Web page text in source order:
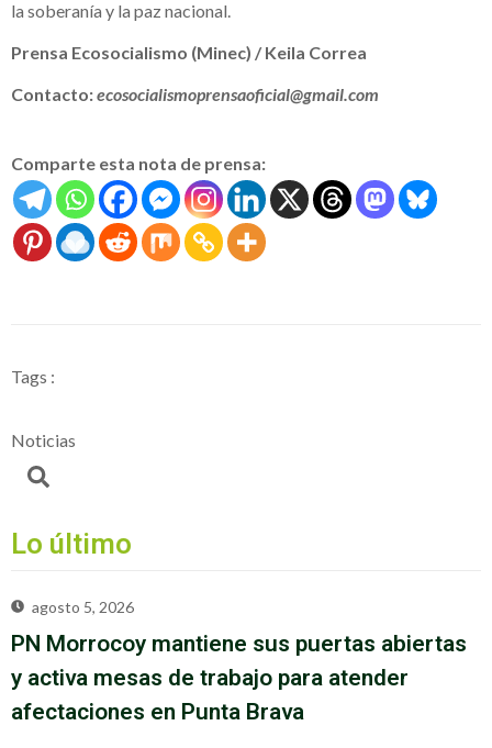
la soberanía y la paz nacional.
Prensa Ecosocialismo (Minec) / Keila Correa
Contacto:ecosocialismoprensaoficial@gmail.com
Comparte esta nota de prensa:
Tags :
Noticias
Lo último
agosto 5, 2026
PN Morrocoy mantiene sus puertas abiertas
y activa mesas de trabajo para atender
afectaciones en Punta Brava